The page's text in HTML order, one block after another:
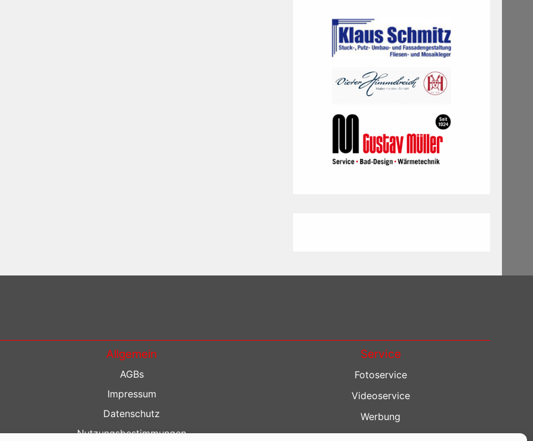
Allgemein
AGBs
Impressum
Datenschutz
Nutzungsbestimmungen
Service
Fotoservice
Videoservice
Werbung